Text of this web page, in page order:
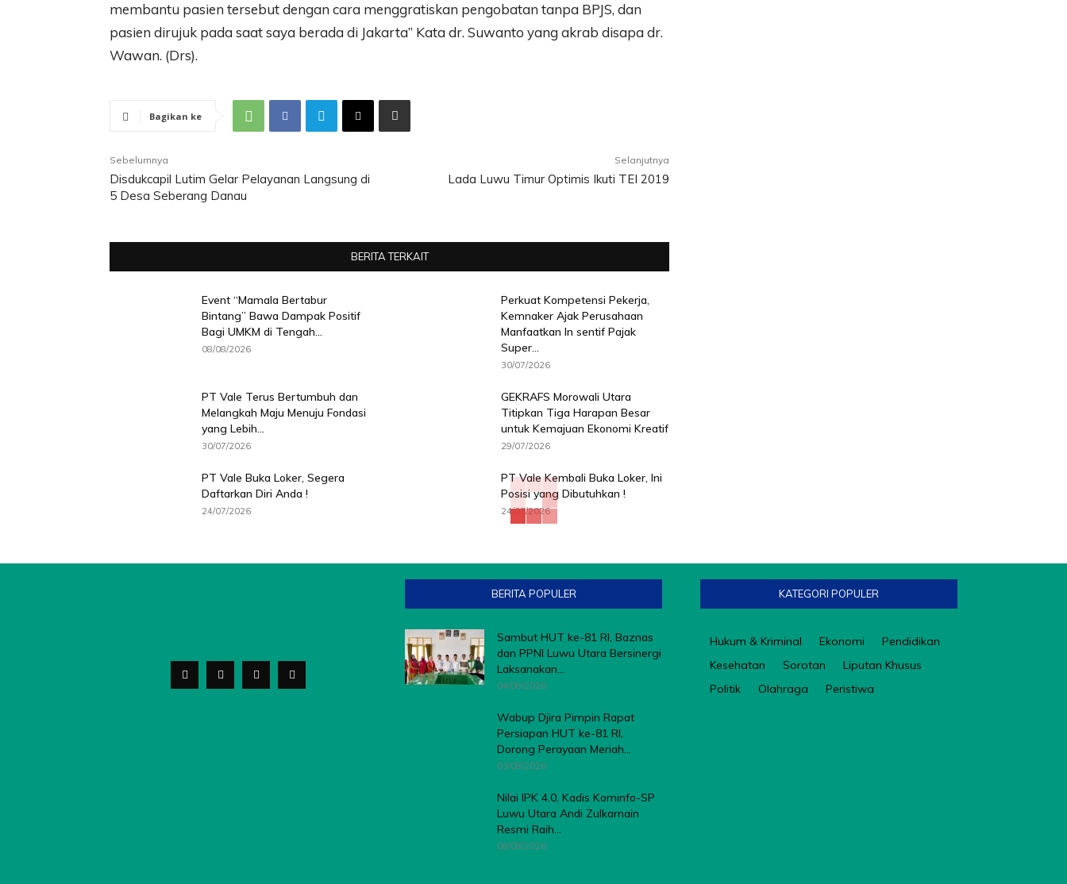
membantu pasien tersebut dengan cara menggratiskan pengobatan tanpa BPJS, dan
pasien dirujuk pada saat saya berada di Jakarta” Kata dr. Suwanto yang akrab disapa dr.
Wawan. (Drs).
Bagikan ke
Sebelumnya
Disdukcapil Lutim Gelar Pelayanan Langsung di
5 Desa Seberang Danau
Selanjutnya
Lada Luwu Timur Optimis Ikuti TEI 2019
BERITA TERKAIT
Event “Mamala Bertabur
Bintang” Bawa Dampak Positif
Bagi UMKM di Tengah...
08/08/2026
Perkuat Kompetensi Pekerja,
Kemnaker Ajak Perusahaan
Manfaatkan In sentif Pajak
Super...
30/07/2026
PT Vale Terus Bertumbuh dan
Melangkah Maju Menuju Fondasi
yang Lebih...
30/07/2026
GEKRAFS Morowali Utara
Titipkan Tiga Harapan Besar
untuk Kemajuan Ekonomi Kreatif
29/07/2026
PT Vale Buka Loker, Segera
Daftarkan Diri Anda !
24/07/2026
PT Vale Kembali Buka Loker, Ini
Posisi yang Dibutuhkan !
24/07/2026
BERITA POPULER
Sambut HUT ke-81 RI, Baznas
dan PPNI Luwu Utara Bersinergi
Laksanakan...
04/08/2026
Wabup Djira Pimpin Rapat
Persiapan HUT ke-81 RI,
Dorong Perayaan Meriah...
03/08/2026
Nilai IPK 4.0, Kadis Kominfo-SP
Luwu Utara Andi Zulkarnain
Resmi Raih...
08/08/2026
KATEGORI POPULER
Hukum & Kriminal Ekonomi
Pendidikan
Kesehatan
Sorotan
Liputan Khusus
Politik
Olahraga Peristiwa